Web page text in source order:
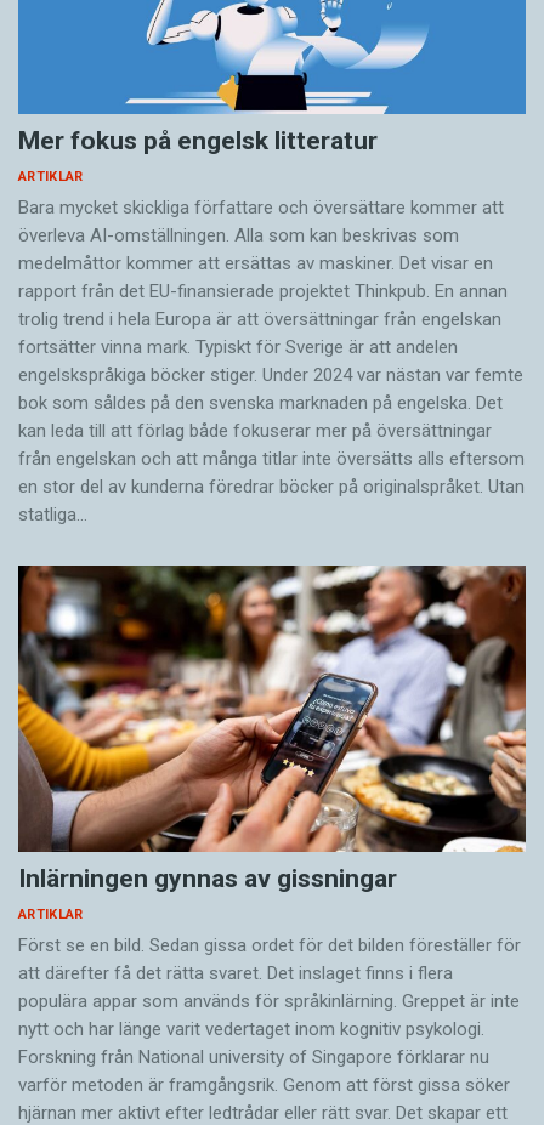
Mer fokus på engelsk litteratur
ARTIKLAR
Bara mycket skickliga författare och översättare ­kommer att
överleva AI-omställningen. Alla som kan beskrivas som
medelmåttor kommer att ersättas av maskiner. Det visar en
rapport från det EU-finansierade projektet Thinkpub. En annan
trolig trend i hela Europa är att översättningar från engelskan
fortsätter vinna mark. Typiskt för Sverige är att andelen
engelskspråkiga böcker stiger. Under 2024 var nästan var femte
bok som såldes på den svenska marknaden på engelska. Det
kan leda till att förlag både fokuserar mer på översättningar
från engelskan och att många titlar inte översätts alls eftersom
en stor del av kunderna föredrar böcker på originalspråket. Utan
statliga…
Inlärningen gynnas av gissningar
ARTIKLAR
Först se en bild. Sedan gissa ordet för det bilden föreställer för
att därefter få det rätta svaret. Det inslaget finns i flera
populära appar som används för språkinlärning. Greppet är inte
nytt och har länge varit vedertaget inom kognitiv psykologi.
Forskning från National university of Singa­pore förklarar nu
varför metoden är framgångsrik. Genom att först gissa ­söker
hjärnan mer aktivt ­efter ledtrådar eller rätt svar. Det skapar ett